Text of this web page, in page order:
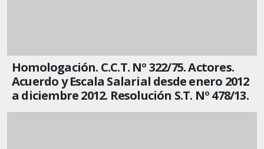
Homologación. C.C.T. Nº 322/75. Actores.
Acuerdo y Escala Salarial desde enero 2012
a diciembre 2012. Resolución S.T. Nº 478/13.